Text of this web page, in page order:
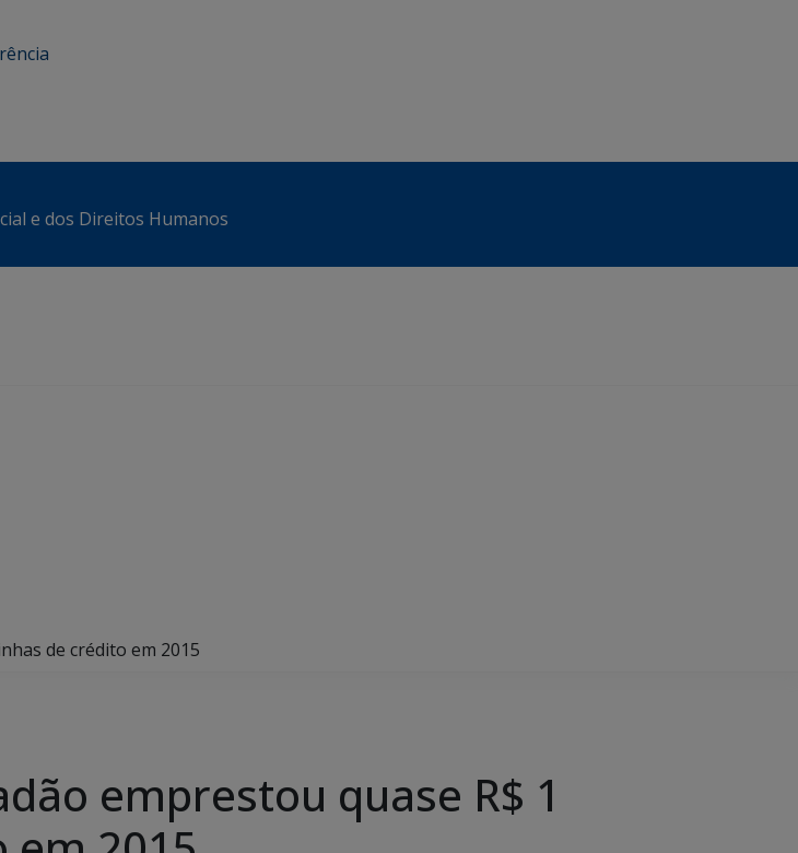
e dos Direitos Humanos
de crédito em 2015
emprestou quase R$ 1